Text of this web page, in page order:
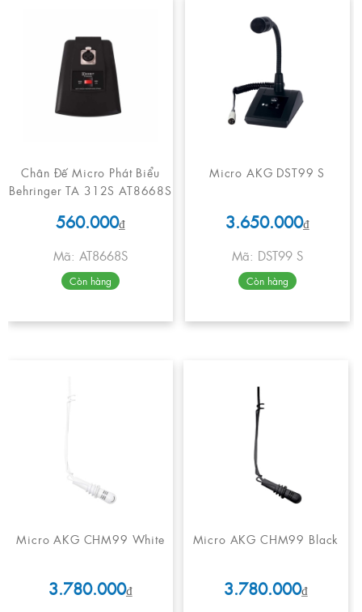
Chân Đế Micro Phát Biểu
Behringer TA 312S AT8668S
560.000₫
Mã: AT8668S
Còn hàng
Micro AKG DST99 S
3.650.000₫
Mã: DST99 S
Còn hàng
Micro AKG CHM99 White
3.780.000₫
Micro AKG CHM99 Black
3.780.000₫